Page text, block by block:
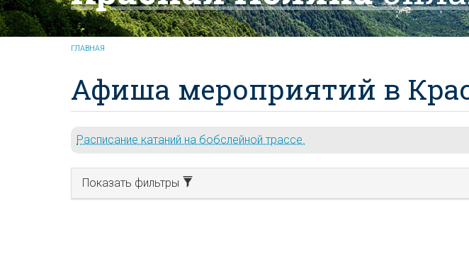
ГЛАВНАЯ
Афиша мероприятий в
Расписание катаний на бобслейной трассе.
Показать фильтры